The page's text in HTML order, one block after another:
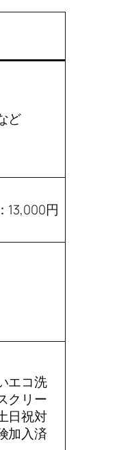
ど
13,000円
エコ洗
クリー
日祝対
加入済